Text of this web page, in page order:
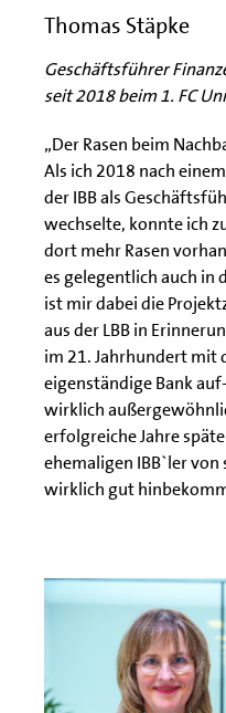
Thomas Stäpke
Geschäftsführer
seit 2018 beim 1. FC
„Der Rasen beim
Als ich 2018 nach
der IBB als
wechselte, konnte ich
dort mehr Rasen
es gelegentlich auch in
ist mir dabei die
aus der LBB in
im 21. Jahrhundert mit
eigenständige Bank
wirklich
erfolgreiche Jahre
ehemaligen IBB`ler von
wirklich gut